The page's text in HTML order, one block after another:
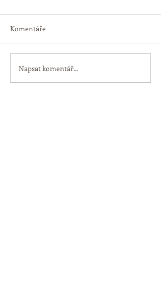
Komentáře
Napsat komentář...